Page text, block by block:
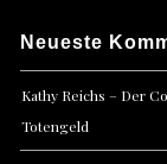
Neueste
Kathy Reichs – Der
Totengeld